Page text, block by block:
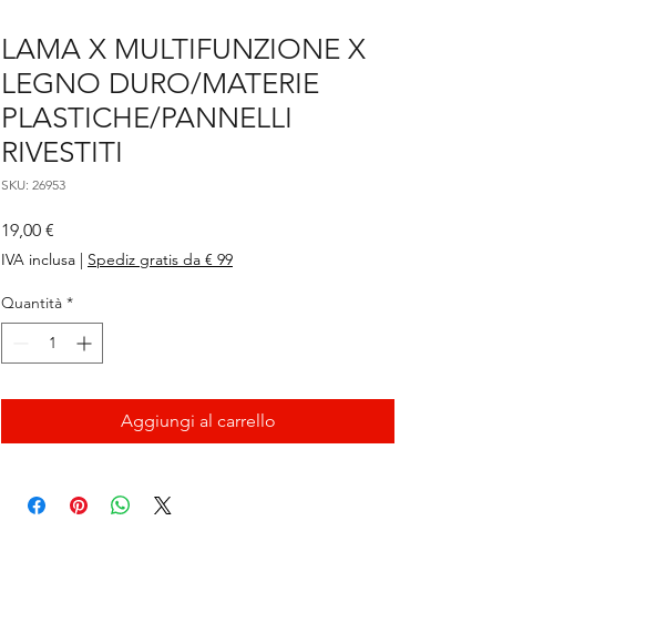
LAMA X MULTIFUNZIONE X
LEGNO DURO/MATERIE
PLASTICHE/PANNELLI
RIVESTITI
SKU: 26953
19,00 €
IVA inclusa | Spediz gratis da € 99
Quantità *
Aggiungi al carrello